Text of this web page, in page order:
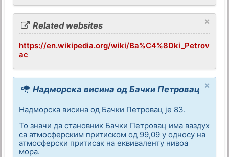
×
Related websites
https://en.wikipedia.org/wiki/Ba%C4%8Dki_Petrov
ac
×
Надморска висина од Бачки Петровац
Надморска висина од Бачки Петровац је 83.
То значи да становник Бачки Петровац има ваздух
са атмосферским притиском од 99,09 у односу на
атмосферски притисак на еквиваленту нивоа
мора.